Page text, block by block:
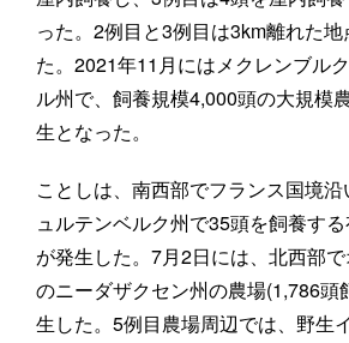
った。2例目と3例目は3km離れた
た。2021年11月にはメクレンブル
ル州で、飼養規模4,000頭の大規模
生となった。
ことしは、南西部でフランス国境
ュルテンベルク州で35頭を飼養す
が発生した。7月2日には、北西部
のニーダザクセン州の農場(1,786頭
生した。5例目農場周辺では、野生